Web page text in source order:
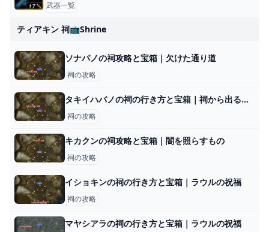
武器一覧
ティアキン 祠📺shrine
ソナパノの祠攻略と宝箱｜欠けた通り道
祠の攻略
タキイハバノの祠の行き方と宝箱｜祠から出る方法
祠の攻略
キカクンの祠攻略と宝箱｜闇を照らすもの
祠の攻略
イショキンの祠の行き方と宝箱｜ラウルの祝福
祠の攻略
マヤシアラの祠の行き方と宝箱｜ラウルの祝福